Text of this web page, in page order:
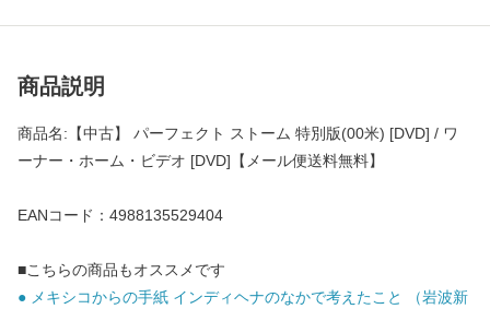
商品説明
商品名:【中古】 パーフェクト ストーム 特別版(00米) [DVD] / ワ
ーナー・ホーム・ビデオ [DVD]【メール便送料無料】
EANコード：4988135529404
■こちらの商品もオススメです
● メキシコからの手紙 インディヘナのなかで考えたこと （岩波新